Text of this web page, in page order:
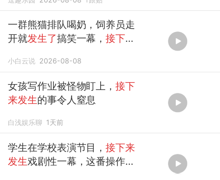
一群熊猫排队喝奶，饲养员走
开就发生了搞笑一幕，接下来
小白云说 2026-08-08
女孩写作业被怪物盯上，接下
来发生的事令人窒息
白浅娱乐聊 1天前
学生在学校表演节目，接下来
发生戏剧性一幕，这番操作必